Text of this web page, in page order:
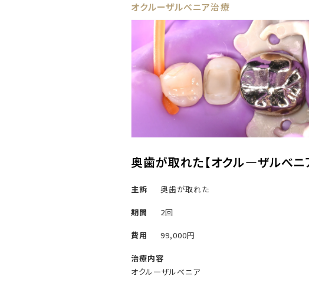
オクルーザルべニア治療
奥歯が取れた【オクル―ザルべニ
主訴 奥歯が取れた
期間 2回
費用 99,000円
治療内容
オクル―ザルべニア